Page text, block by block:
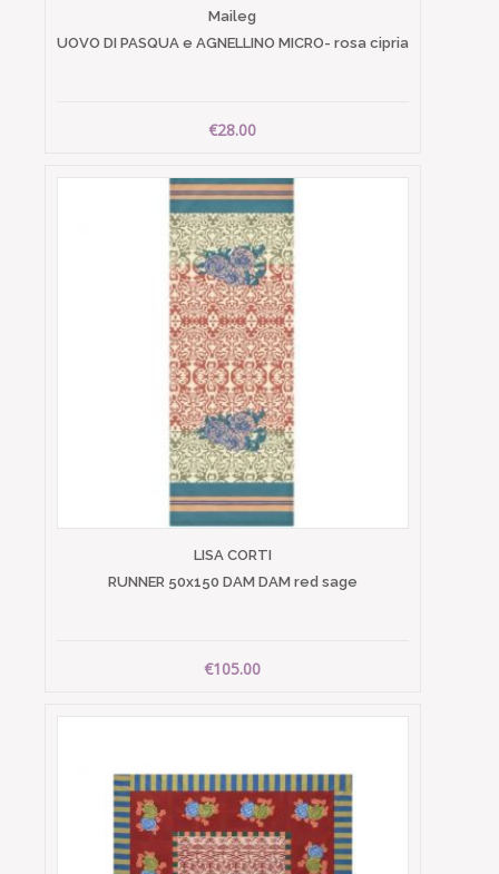
Maileg
UOVO DI PASQUA e AGNELLINO MICRO- rosa cipria
€28.00
LISA CORTI
RUNNER 50x150 DAM DAM red sage
€105.00